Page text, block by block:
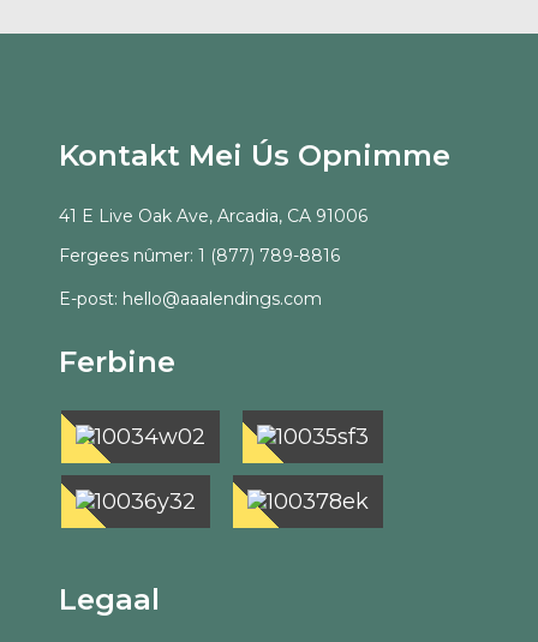
Kontakt Mei Ús Opnimme
41 E Live Oak Ave, Arcadia, CA 91006
Fergees nûmer: 1 (877) 789-8816
E-post: hello@aaalendings.com
Ferbine
Legaal